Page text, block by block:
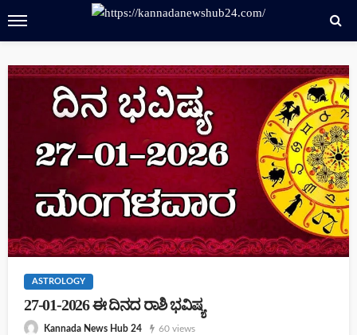
ASTROLOGY
27-01-2026 ಈ ದಿನದ ರಾಶಿ ಭವಿಷ್ಯ
Kannada News Hub 24 60 views